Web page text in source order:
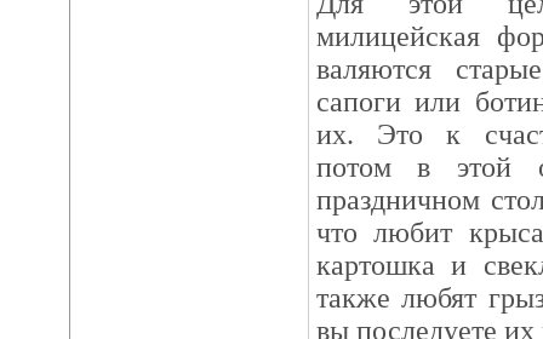
милицейская
валяются
сапоги или
их. Это к
потом в этой
праздничном
что любит
картошка и
также любят
вы последуете